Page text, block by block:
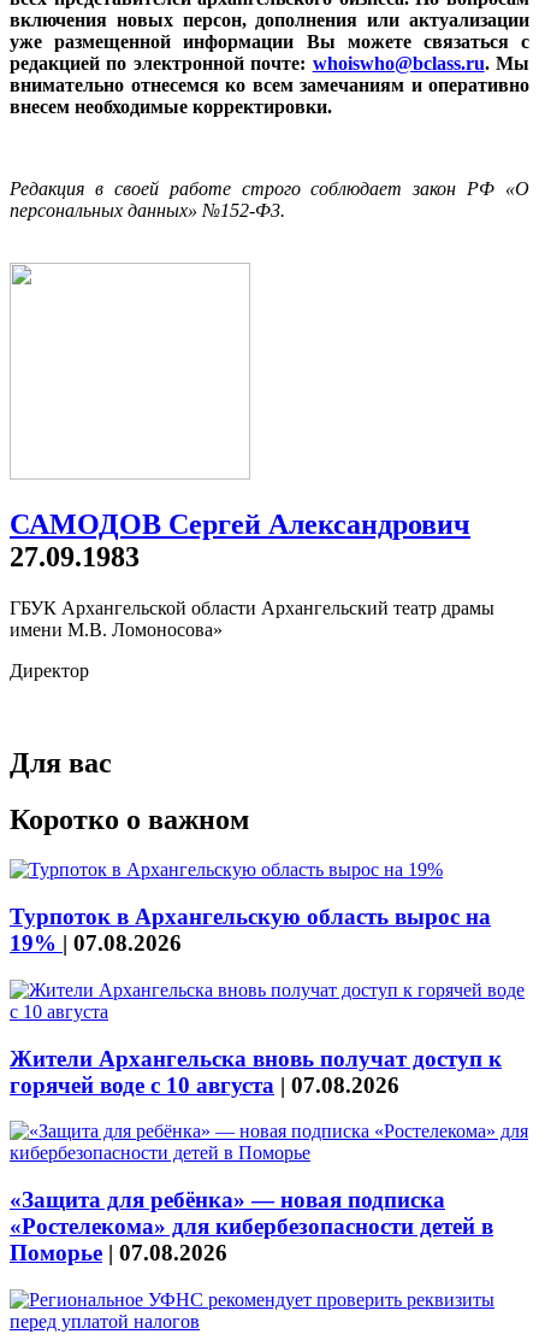
включения новых персон, дополнения или актуализации
уже размещенной информации Вы можете связаться с
редакцией по электронной почте: whoiswho@bclass.ru. Мы
внимательно отнесемся ко всем замечаниям и оперативно
внесем необходимые корректировки.
Редакция в своей работе строго соблюдает закон РФ «О
персональных данных» №152-Ф3.
САМОДОВ Сергей Александрович
27.09.1983
ГБУК Архангельской области Архангельский театр драмы
имени М.В. Ломоносова»
Директор
Для вас
Коротко о важном
Турпоток в Архангельскую область вырос на
19% | 07.08.2026
Жители Архангельска вновь получат доступ к
горячей воде с 10 августа | 07.08.2026
«Защита для ребёнка» — новая подписка
«Ростелекома» для кибербезопасности детей в
Поморье | 07.08.2026